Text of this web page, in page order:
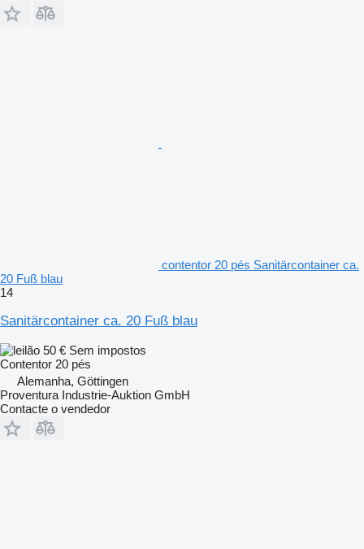
contentor 20 pés Sanitärcontainer ca.
20 Fuß blau
14
Sanitärcontainer ca. 20 Fuß blau
50 € Sem impostos
Contentor 20 pés
Alemanha, Göttingen
Proventura Industrie-Auktion GmbH
Contacte o vendedor